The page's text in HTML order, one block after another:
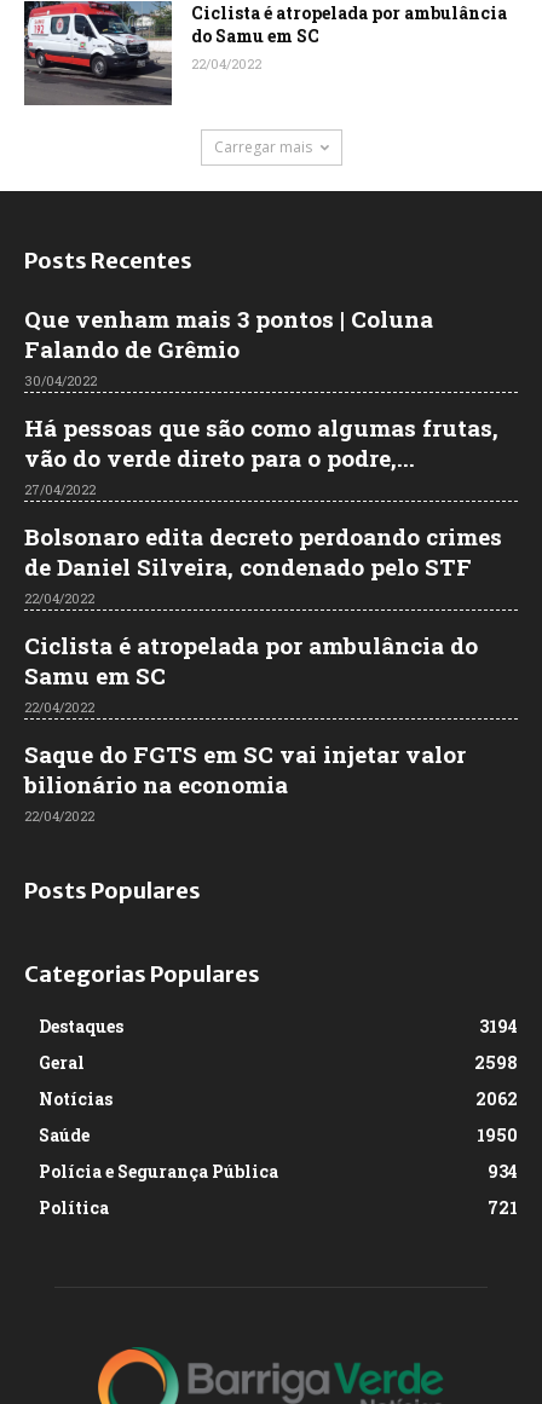
Ciclista é atropelada por ambulância
do Samu em SC
22/04/2022
Carregar mais
Posts Recentes
Que venham mais 3 pontos | Coluna
Falando de Grêmio
30/04/2022
Há pessoas que são como algumas frutas,
vão do verde direto para o podre,...
27/04/2022
Bolsonaro edita decreto perdoando crimes
de Daniel Silveira, condenado pelo STF
22/04/2022
Ciclista é atropelada por ambulância do
Samu em SC
22/04/2022
Saque do FGTS em SC vai injetar valor
bilionário na economia
22/04/2022
Posts Populares
Categorias Populares
Destaques
3194
Geral
2598
Notícias
2062
Saúde
1950
Polícia e Segurança Pública
934
Política
721